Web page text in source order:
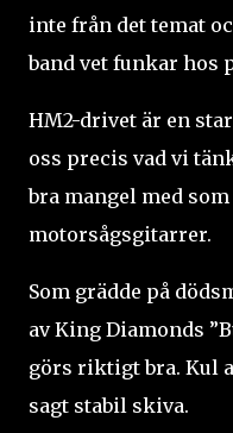
inte från det temat
band vet funkar hos
HM2-drivet är en
oss precis vad vi
bra mangel med
motorsågsgitarrer.
Som grädde på
av King Diamonds
görs riktigt bra. Kul
sagt stabil skiva.